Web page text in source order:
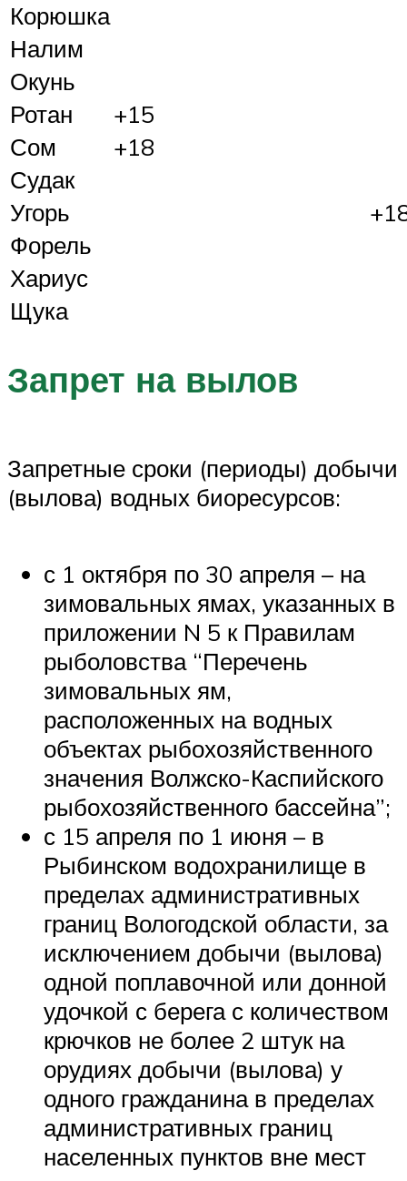
Корюшка
Налим
Окунь
Ротан
+15
Сом
+18
Судак
Угорь
Форель
Хариус
Щука
Запрет на вылов
Запретные сроки (периоды) добычи
(вылова) водных биоресурсов:
с 1 октября по 30 апреля – на
зимовальных ямах, указанных в
приложении N 5 к Правилам
рыболовства “Перечень
зимовальных ям,
расположенных на водных
объектах рыбохозяйственного
значения Волжско-Каспийского
рыбохозяйственного бассейна”;
с 15 апреля по 1 июня – в
Рыбинском водохранилище в
пределах административных
границ Вологодской области, за
исключением добычи (вылова)
одной поплавочной или донной
удочкой с берега с количеством
крючков не более 2 штук на
орудиях добычи (вылова) у
одного гражданина в пределах
административных границ
населенных пунктов вне мест